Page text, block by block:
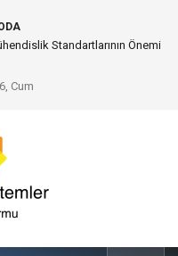
Bir Miras Bırakacaksınız?
Cum